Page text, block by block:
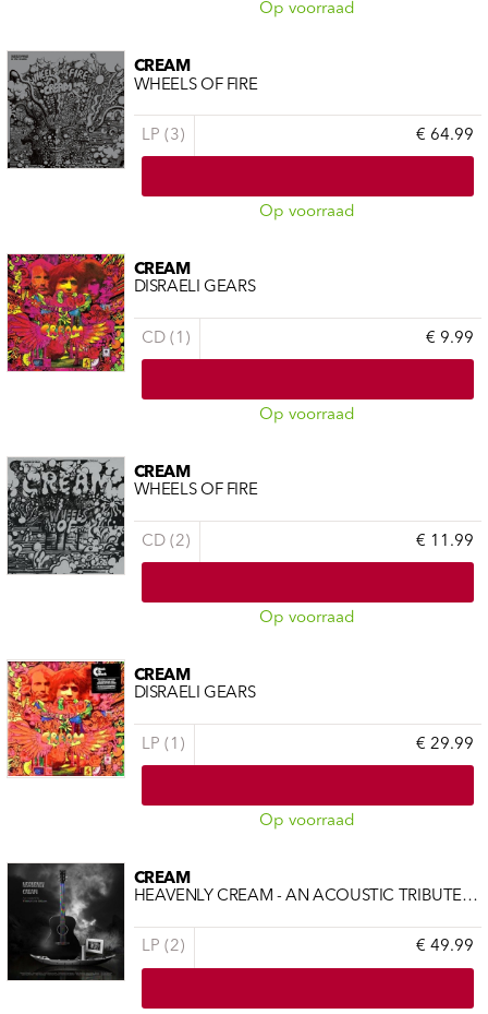
Op voorraad
CREAM
WHEELS OF FIRE
LP (3) € 64.99
Op voorraad
CREAM
DISRAELI GEARS
CD (1) € 9.99
Op voorraad
CREAM
WHEELS OF FIRE
CD (2) € 11.99
Op voorraad
CREAM
DISRAELI GEARS
LP (1) € 29.99
Op voorraad
CREAM
HEAVENLY CREAM - AN ACOUSTIC TRIBUTE TO CREAM
LP (2) € 49.99